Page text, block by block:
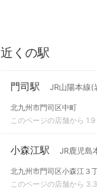
近くの駅
門司駅 JR山陽本線(
北九州市門司区中町
このページの店舗から
小森江駅 JR鹿児島
北九州市門司区小森江３
このページの店舗から